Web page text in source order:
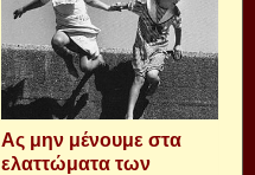
Ας μην μένουμε στα
ελαττώματα των